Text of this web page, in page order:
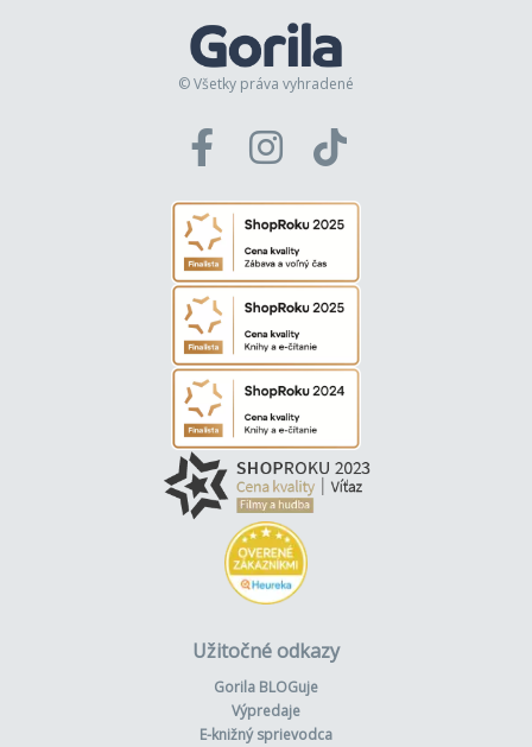
© Všetky práva vyhradené
Užitočné odkazy
Gorila BLOGuje
Výpredaje
E-knižný sprievodca